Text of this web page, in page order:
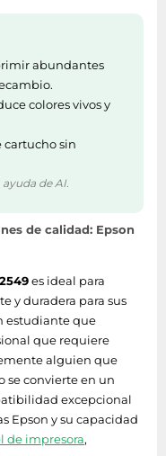
WF-7110DTW -
WF-3620DWF -
WF-2750DWF -
WF-2010W -
WF-100W -
Pro WF-C5790DWF
Premium XP-900 -
Premium XP-630 -
Premium XP-610 -
Premium XP-6000 -
abundantes
colores vivos y
cartucho sin
de AI.
de calidad: Epson
es ideal para
y duradera para sus
estudiante que
que requiere
alguien que
se convierte en un
excepcional
Epson y su capacidad
de impresora,